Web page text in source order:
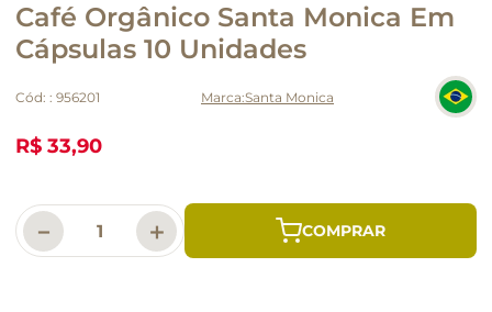
Café Orgânico Santa Monica Em
Cápsulas 10 Unidades
Cód: : 956201 Santa Monica
R$ 33,90
＋
－